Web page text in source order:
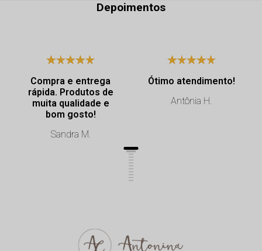
Depoimentos
Compra e entrega
rápida. Produtos de
muita qualidade e
bom gosto!
Sandra M.
Ótimo atendimento!
Antônia H.